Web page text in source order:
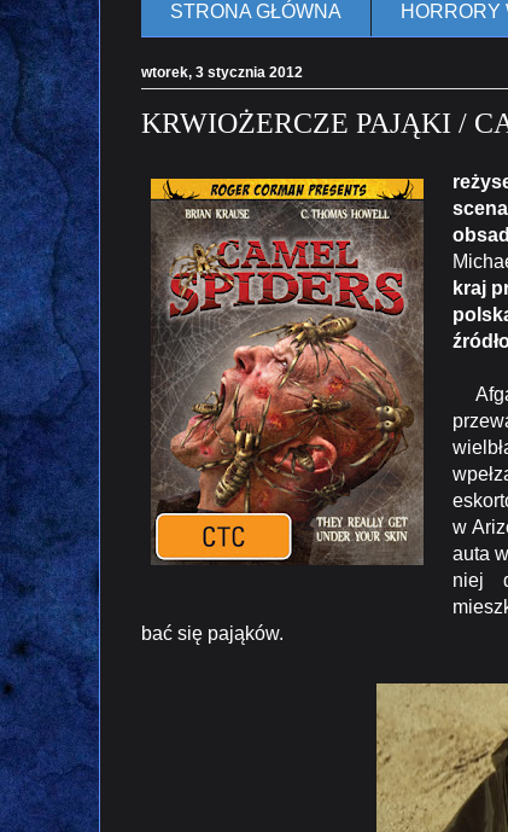
STRONA GŁÓWNA HORRORY
wtorek, 3 stycznia 2012
KRWIOŻERCZE PAJĄKI /
kraj
w
auta
niej
bać się pająków.